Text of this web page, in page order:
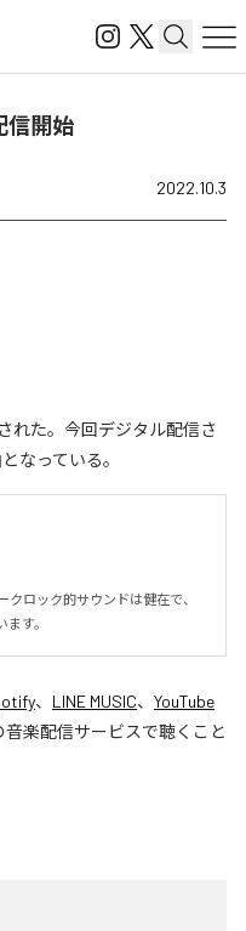
信開始
2022.10.3
れた。今回デジタル配信さ
なっている。
ロック的サウンドは健在で、
す。
、 LINE MUSIC、 YouTube
音楽配信サービスで聴くこと